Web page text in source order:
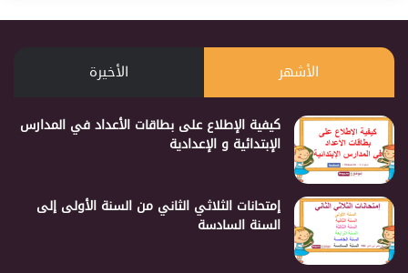
الأشهر الأخيرة
كيفية الإطلاع على بطاقات الأعداد في المدارس
الإبتدائية و الإعدادية
إمتحانات الثلاثي الثاني من السنة الأولى إلى
السنة السادسة